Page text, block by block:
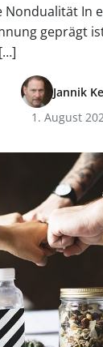
Nondualität In
geprägt
Jannik
1. August